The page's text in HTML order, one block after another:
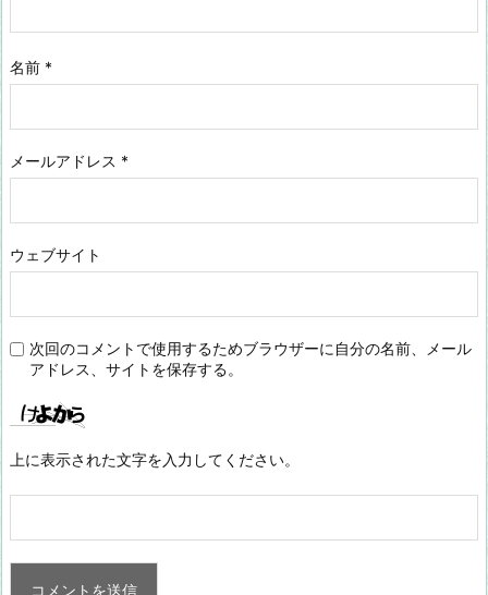
名前 *
メールアドレス *
ウェブサイト
次回のコメントで使用するためブラウザーに自分の名前、メール
アドレス、サイトを保存する。
上に表示された文字を入力してください。